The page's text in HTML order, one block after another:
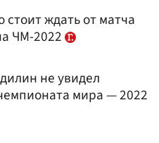
стоит ждать от матча
ЧМ-2022
не увидел
мира — 2022